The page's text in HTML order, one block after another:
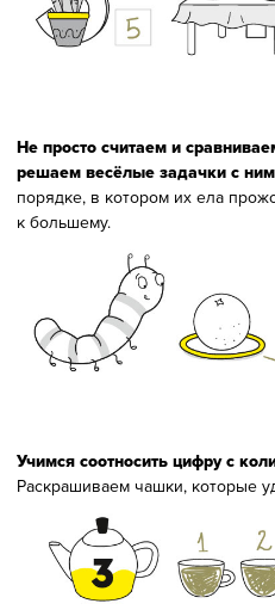
Не просто считаем и
решаем весёлые задачки с
порядке, в котором их ела
к большему.
Учимся соотносить цифру с
Раскрашиваем чашки, которые